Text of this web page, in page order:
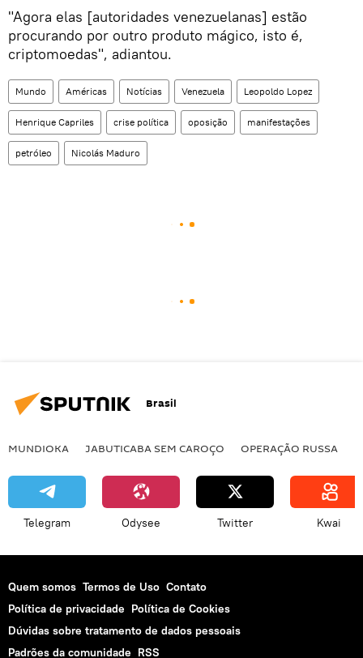
"Agora elas [autoridades venezuelanas] estão
procurando por outro produto mágico, isto é,
criptomoedas", adiantou.
Mundo Américas Notícias Venezuela Leopoldo Lopez
Henrique Capriles crise política oposição manifestações
petróleo Nicolás Maduro
Brasil
MUNDIOKA JABUTICABA SEM CAROÇO OPERAÇÃO RUSSA
Telegram Odysee Twitter Kwai
Quem somos Termos de Uso Contato
Política de privacidade Política de Cookies
Dúvidas sobre tratamento de dados pessoais
Padrões da comunidade RSS